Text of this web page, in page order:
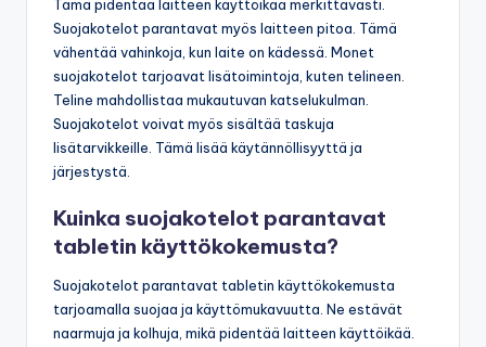
Tämä pidentää laitteen käyttöikää merkittävästi.
Suojakotelot parantavat myös laitteen pitoa. Tämä
vähentää vahinkoja, kun laite on kädessä. Monet
suojakotelot tarjoavat lisätoimintoja, kuten telineen.
Teline mahdollistaa mukautuvan katselukulman.
Suojakotelot voivat myös sisältää taskuja
lisätarvikkeille. Tämä lisää käytännöllisyyttä ja
järjestystä.
Kuinka suojakotelot parantavat
tabletin käyttökokemusta?
Suojakotelot parantavat tabletin käyttökokemusta
tarjoamalla suojaa ja käyttömukavuutta. Ne estävät
naarmuja ja kolhuja, mikä pidentää laitteen käyttöikää.